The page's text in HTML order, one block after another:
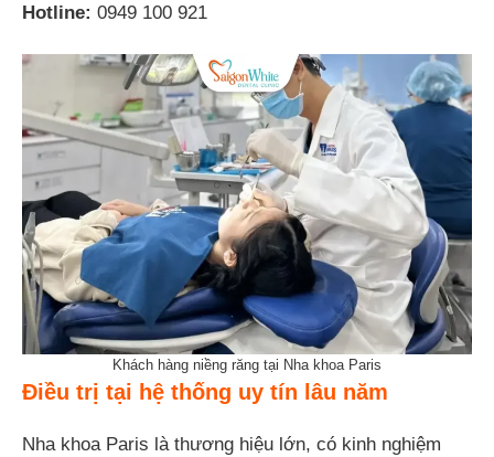
Hotline: 0949 100 921
Khách hàng niềng răng tại Nha khoa Paris
Điều trị tại hệ thống uy tín lâu năm
Nha khoa Paris là thương hiệu lớn, có kinh nghiệm